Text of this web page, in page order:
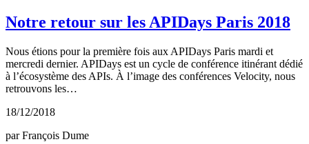
Notre retour sur les APIDays Paris 2018
Nous étions pour la première fois aux APIDays Paris mardi et
mercredi dernier. APIDays est un cycle de conférence itinérant dédié
à l’écosystème des APIs. À l’image des conférences Velocity, nous
retrouvons les…
18/12/2018
par François Dume